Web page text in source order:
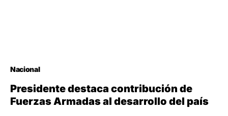
Nacional
Presidente destaca contribución de
Fuerzas Armadas al desarrollo del país